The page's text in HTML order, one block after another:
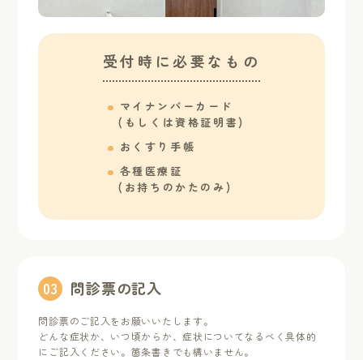
受付時に必要なもの
マイナンバーカード
(もしくは資格証明書)
おくすり手帳
各種医療証
(お持ちのかたのみ)
03 問診票の記入
問診票のご記入をお願いいたします。
どんな症状か、いつ頃からか、症状についてなるべく具体的
にご記入ください。箇条書きでも構いません。